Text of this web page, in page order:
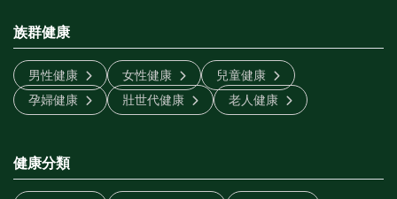
族群健康
男性健康 女性健康
兒童健康
孕婦健康
壯世代健康 老人健康
健康分類